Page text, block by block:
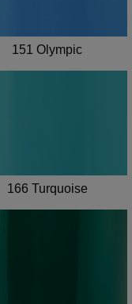
151 Olympic
166 Turquoise